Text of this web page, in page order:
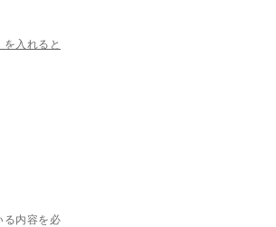
入れると
る内容を必